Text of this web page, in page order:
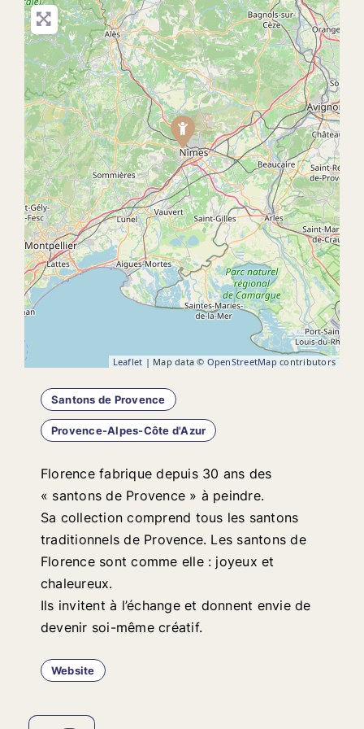
Leaflet | Map data © OpenStreetMap contributors
Santons de Provence
Provence-Alpes-Côte d'Azur
Florence fabrique depuis 30 ans des
« santons de Provence » à peindre.
Sa collection comprend tous les santons
traditionnels de Provence. Les santons de
Florence sont comme elle : joyeux et
chaleureux.
Ils invitent à l’échange et donnent envie de
devenir soi-même créatif.
Website